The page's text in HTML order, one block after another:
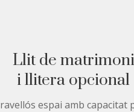
Llit de matrimoni
i llitera opcional
espai amb capacitat